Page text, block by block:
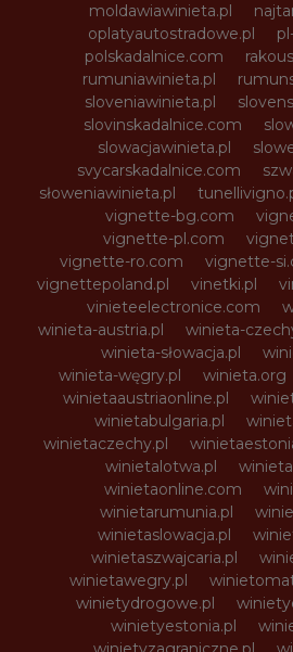
moldawiawinieta.pl
oplatyautostradowe.pl
polskadalnice.com
rumuniawinieta.pl
sloveniawinieta.pl
slovinskadalnice.com
slowacjawinieta.pl
svycarskadalnice.com
słoweniawinieta.pl
vignette-bg.com
vignette-pl.com
vignette-ro.com
vignette-
vignettepoland.pl
vinetki.pl
vinieteelectronice.com
winieta-austria.pl
winieta-
winieta-słowacja.pl
winieta-węgry.pl
winieta.org
winietaaustriaonline.pl
winietabulgaria.pl
winietaczechy.pl
winietalotwa.pl
winietaonline.com
winietarumunia.pl
winietaslowacja.pl
winietaszwajcaria.pl
winietawegry.pl
winietydrogowe.pl
winietyestonia.pl